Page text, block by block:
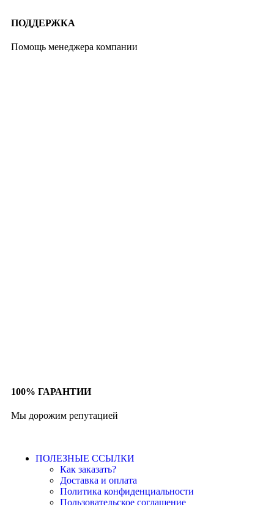
ПОДДЕРЖКА
Помощь менеджера компании
100% ГАРАНТИИ
Мы дорожим репутацией
ПОЛЕЗНЫЕ ССЫЛКИ
Как заказать?
Доставка и оплата
Политика конфиденциальности
Пользовательское соглашение